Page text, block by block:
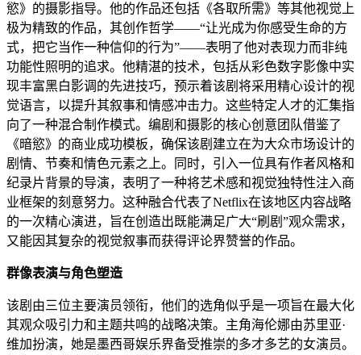
慾》的摄影指导。他的作品还包括《各取所需》等其他视觉上
极为精致的作品，其创作哲学——“让光成为你感受生命的方
式，把它当作一种信仰的行为”——表明了他对表现力而非纯
功能性照明的追求。他精湛的技术，包括从彩色数字影像中实
现丰富黑白影调的先进技巧，预示着该剧将采用精心设计的视
觉语言，以提升其叙事和情感冲击力。这些特定人才的汇集指
向了一种混合制作模式。编剧和摄影的核心创意团队借鉴了
《暗慾》的商业成功模板，确保该剧建立在为大众市场设计的
剧情、节奏和情色元素之上。同时，引入一位具有作者风格和
纪录片背景的导演，表明了一种将艺术感和视觉独特性注入商
业框架的刻意努力。这种融合代表了Netflix在该地区内容战略
的一次精心演进，旨在创造出既能满足广大“刷剧”观众需求，
又能因其复杂的视觉叙事而获得评论界赞誉的作品。
群像表演与角色塑造
该剧由三位主要演员领衔，他们的选角似乎是一项旨在最大化
其观众吸引力和主题共鸣的战略决策。主角海伦娜由苏里亚·
维加扮演，她是墨西哥娱乐界备受推崇的多才多艺的女演员。